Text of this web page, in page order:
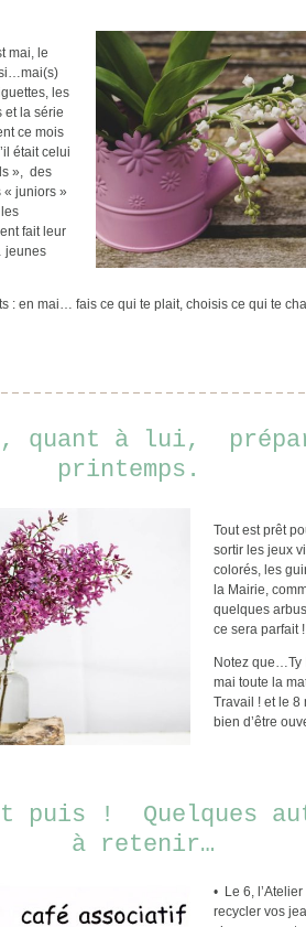
mai, le
les
et la série
ce mois
était celui
», des
juniors »
fait leur
jeunes
: en mai… fais ce qui te plait, choisis ce qui te
quant à lui,
printemps.
Tout est prêt
sortir les jeux
colorés, les
la Mairie,
quelques
ce sera parfait
Notez que…Ty
mai toute la
Travail ! et le 8
bien d’être
puis !
Quelques
à retenir…
• Le 6,
recycler vos